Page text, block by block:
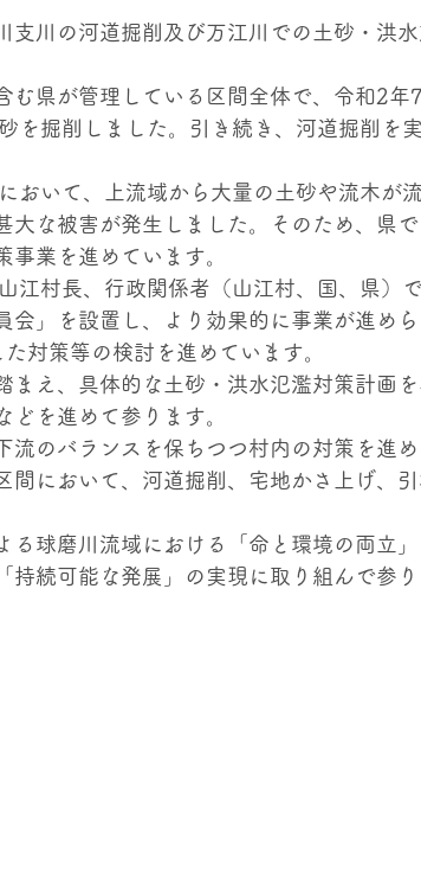
川の河道掘削及び万江川での土砂・洪
県が管理している区間全体で、令和2年
を掘削しました。引き続き、河道掘削を
いて、上流域から大量の土砂や流木が
大な被害が発生しました。そのため、県
事業を進めています。
村長、行政関係者（山江村、国、県）
会」を設置し、より効果的に事業が進め
対策等の検討を進めています。
え、具体的な土砂・洪水氾濫対策計画
どを進めて参ります。
のバランスを保ちつつ村内の対策を進
間において、河道掘削、宅地かさ上げ、
球磨川流域における「命と環境の両立
持続可能な発展」の実現に取り組んで参